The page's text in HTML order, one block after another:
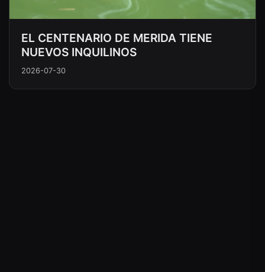
EL CENTENARIO DE MERIDA TIENE
NUEVOS INQUILINOS
2026-07-30